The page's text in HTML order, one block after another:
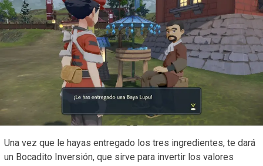
Una vez que le hayas entregado los tres ingredientes, te dará
un Bocadito Inversión, que sirve para invertir los valores